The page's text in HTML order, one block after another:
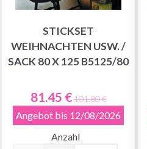
STICKSET
WEIHNACHTEN USW. /
SACK 80 X 125 B5125/80
81.45 €101.80 €
Angebot bis 12/08/2026
Anzahl